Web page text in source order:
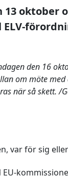
oktober
den 16
om möte
när så skett. /
var för sig